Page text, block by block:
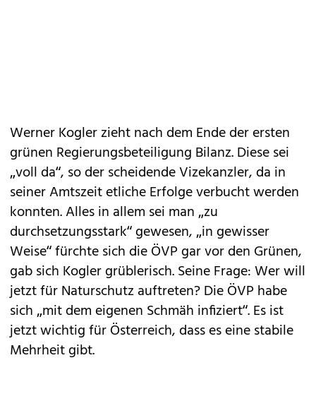
Werner Kogler zieht nach dem Ende der ersten
grünen Regierungsbeteiligung Bilanz. Diese sei
„voll da“, so der scheidende Vizekanzler, da in
seiner Amtszeit etliche Erfolge verbucht werden
konnten. Alles in allem sei man „zu
durchsetzungsstark“ gewesen, „in gewisser
Weise“ fürchte sich die ÖVP gar vor den Grünen,
gab sich Kogler grüblerisch. Seine Frage: Wer will
jetzt für Naturschutz auftreten? Die ÖVP habe
sich „mit dem eigenen Schmäh infiziert“. Es ist
jetzt wichtig für Österreich, dass es eine stabile
Mehrheit gibt.